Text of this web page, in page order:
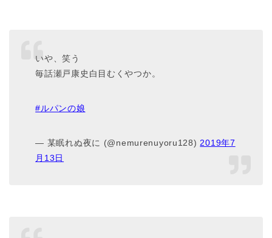
いや、笑う
毎話瀬戸康史白目むくやつか。
#ルパンの娘
— 某眠れぬ夜に (@nemurenuyoru128) 2019年7
月13日